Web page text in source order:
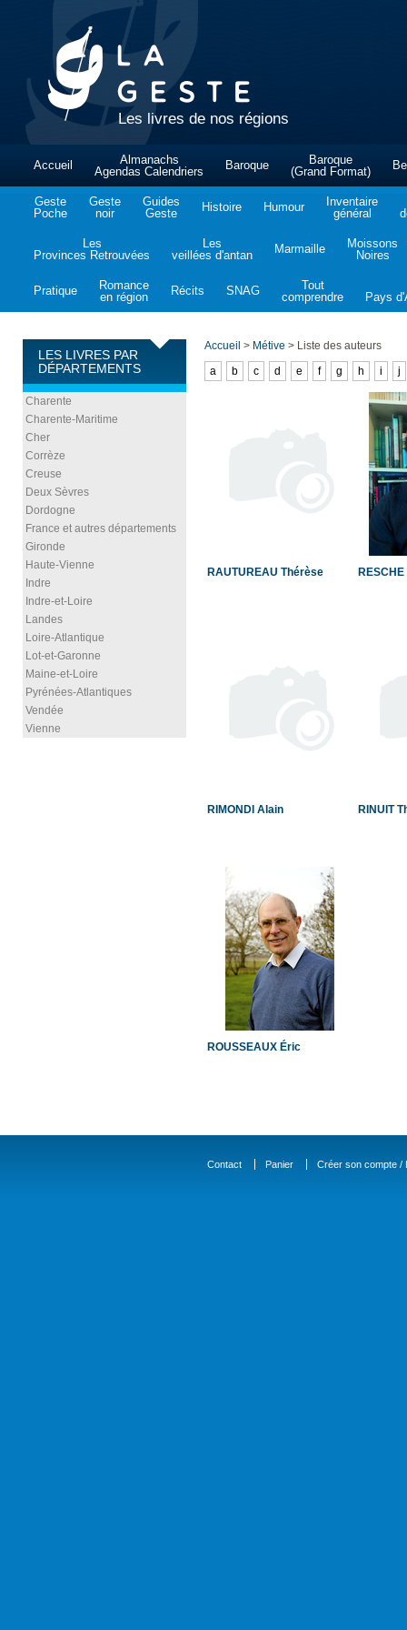
Les livres de nos régions
Accueil
Almanachs
Agendas Calendriers
Baroque
Baroque
(Grand Format)
Geste
Poche
Geste
noir
Guides
Geste
Histoire Humour
Inventaire
général
Les
Provinces Retrouvées
Les
veillées d'antan
Marmaille
Moissons
Noires
Pratique
Romance
en région
Récits SNAG
Tout
comprendre
Pays
LES LIVRES PAR
DÉPARTEMENTS
Charente
Charente-Maritime
Cher
Corrèze
Creuse
Deux Sèvres
Dordogne
France et autres départements
Gironde
Haute-Vienne
Indre
Indre-et-Loire
Landes
Loire-Atlantique
Lot-et-Garonne
Maine-et-Loire
Pyrénées-Atlantiques
Vendée
Vienne
Accueil > Métive > Liste des auteurs
a
b c d e f g h i j
RAUTUREAU Thérèse
RIMONDI Alain RINUIT
ROUSSEAUX Éric
Contact Panier Créer son compte /